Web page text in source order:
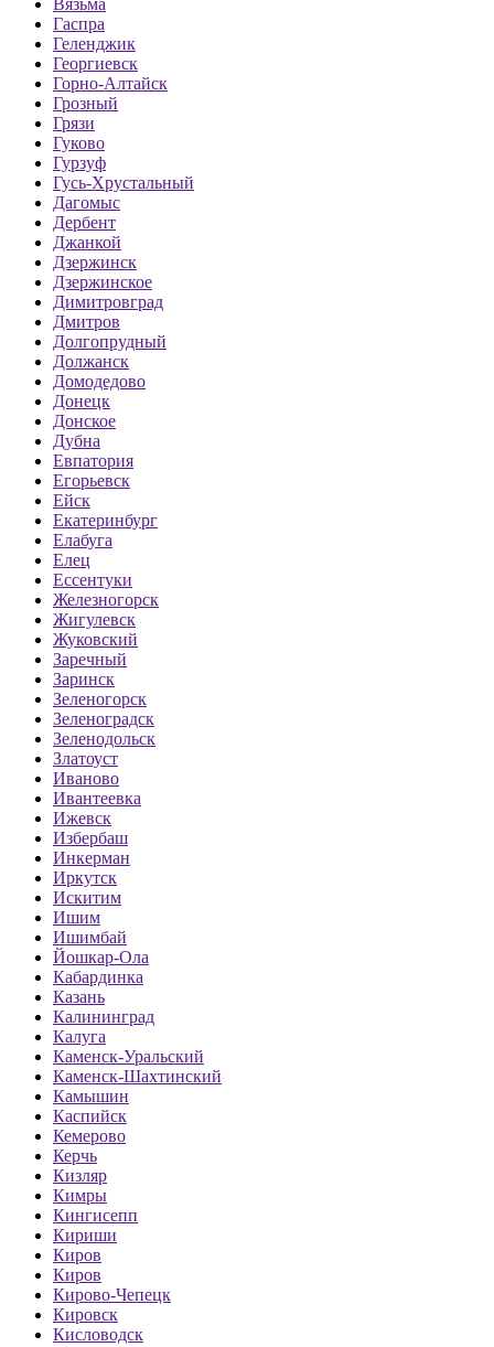
Вязьма
Гаспра
Геленджик
Георгиевск
Горно-Алтайск
Грозный
Грязи
Гуково
Гурзуф
Гусь-Хрустальный
Дагомыс
Дербент
Джанкой
Дзержинск
Дзержинское
Димитровград
Дмитров
Долгопрудный
Должанск
Домодедово
Донецк
Донское
Дубна
Евпатория
Егорьевск
Ейск
Екатеринбург
Елабуга
Елец
Ессентуки
Железногорск
Жигулевск
Жуковский
Заречный
Заринск
Зеленогорск
Зеленоградск
Зеленодольск
Златоуст
Иваново
Ивантеевка
Ижевск
Избербаш
Инкерман
Иркутск
Искитим
Ишим
Ишимбай
Йошкар-Ола
Кабардинка
Казань
Калининград
Калуга
Каменск-Уральский
Каменск-Шахтинский
Камышин
Каспийск
Кемерово
Керчь
Кизляр
Кимры
Кингисепп
Кириши
Киров
Киров
Кирово-Чепецк
Кировск
Кисловодск